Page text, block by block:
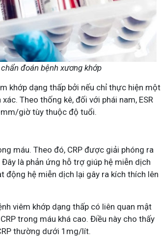
đoán bệnh xương khớp
khớp dạng thấp bởi nếu chỉ thực hiện một
Theo thống kê, đối với phái nam, ESR
giờ tùy thuộc độ tuổi.
máu. Theo đó, CRP được giải phóng ra
là phản ứng hỗ trợ giúp hệ miễn dịch
động hệ miễn dịch lại gây ra kích thích lên
viêm khớp dạng thấp có liên quan mật
trong máu khá cao. Điều này cho thấy
thường dưới 1mg/lít.